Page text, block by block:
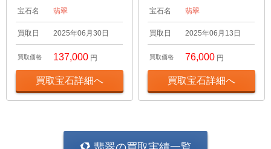
宝石名 翡翠
買取日 2025年06月30日
買取価格 137,000 円
買取宝石詳細へ
宝石名 翡翠
買取日 2025年06月13日
買取価格 76,000 円
買取宝石詳細へ